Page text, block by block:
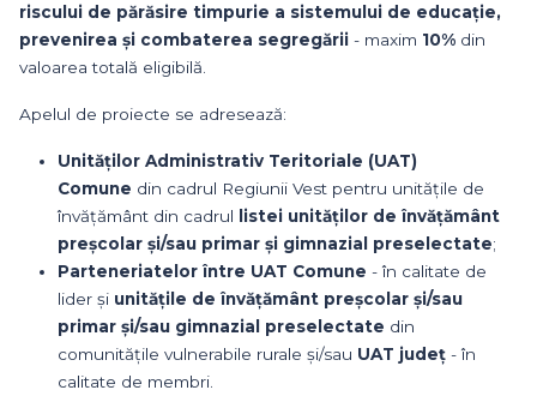
riscului de părăsire timpurie a sistemului de educație,
prevenirea și combaterea segregării - maxim 10% din
valoarea totală eligibilă.
Apelul de proiecte se adresează:
Unităților Administrativ Teritoriale (UAT)
Comune din cadrul Regiunii Vest pentru unitățile de
învățământ din cadrul
listei unităților de învățământ
preșcolar și/sau primar și gimnazial preselectate;
Parteneriatelor între UAT Comune - în calitate de
lider și unitățile de învățământ preșcolar și/sau
primar și/sau gimnazial preselectate din
comunitățile vulnerabile rurale și/sau UAT județ - în
calitate de membri.